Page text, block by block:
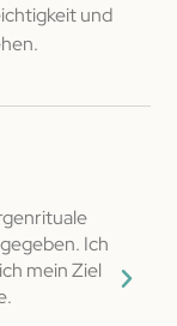
und
Ich
mein Ziel